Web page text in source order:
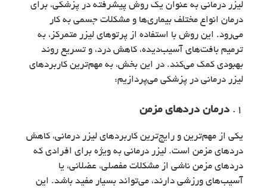
لیزر درمانی به عنوان یک روش پیشرفته در پزشکی، برای
درمان انواع مختلف بیماری‌ها و مشکلات جسمی به کار
می‌رود. این روش با استفاده از پرتوهای لیزر متمرکز، به
ترمیم بافت‌های آسیب‌دیده، کاهش درد، و تسریع روند
بهبودی کمک می‌کند. در این بخش، به مهم‌ترین کاربردهای
لیزر درمانی در پزشکی می‌پردازیم:
1. درمان دردهای مزمن
یکی از مهم‌ترین و رایج‌ترین کاربردهای لیزر درمانی، کاهش
دردهای مزمن است. لیزر درمانی به ویژه برای افرادی که
دردهای مزمن ناشی از مشکلات مفصلی، عضلانی، یا
آسیب‌های ورزشی دارند، می‌تواند بسیار مفید باشد. این